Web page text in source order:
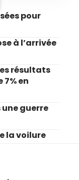
pour
à l’arrivée
résultats
7% en
guerre
la voilure